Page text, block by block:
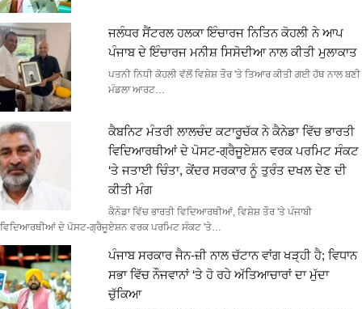
ਜਲੰਧਰ ਸੈਂਟਰਲ ਹਲਕਾ ਇੰਚਾਰਜ ਨਿਤਿਨ ਕੋਹਲੀ ਨੇ ਆਪ
ਪੰਜਾਬ ਦੇ ਇੰਚਾਰਜ ਮਨੀਸ਼ ਸਿਸੋਦੀਆ ਨਾਲ ਕੀਤੀ ਮੁਲਾਕਾਤ
ਪਤਨੀ ਨਿਧੀ ਕੋਹਲੀ ਵੱਲੋਂ ਵਿਸ਼ੇਸ਼ ਤੌਰ 'ਤੇ ਤਿਆਰ ਕੀਤੀ ਗਈ ਹੱਥ ਨਾਲ ਬਣੀ
ਮੰਡਲਾ ਆਰਟ…
ਕੈਬਨਿਟ ਮੰਤਰੀ ਲਾਲਚੰਦ ਕਟਾਰੂਚੱਕ ਨੇ ਕੈਨੇਡਾ ਵਿੱਚ ਭਾਰਤੀ
ਵਿਦਿਆਰਥੀਆਂ ਦੇ ਪੋਸਟ-ਗ੍ਰੈਜੂਏਸ਼ਨ ਵਰਕ ਪਰਮਿਟ ਸੰਕਟ
‘ਤੇ ਜਤਾਈ ਚਿੰਤਾ, ਕੇਂਦਰ ਸਰਕਾਰ ਨੂੰ ਤੁਰੰਤ ਦਖਲ ਦੇਣ ਦੀ
ਕੀਤੀ ਮੰਗ
ਕੈਨੇਡਾ ਵਿੱਚ ਭਾਰਤੀ ਵਿਦਿਆਰਥੀਆਂ, ਵਿਸ਼ੇਸ਼ ਤੌਰ 'ਤੇ ਪੰਜਾਬੀ
ਵਿਦਿਆਰਥੀਆਂ ਦੇ ਪੋਸਟ-ਗ੍ਰੈਜੂਏਸ਼ਨ ਵਰਕ ਪਰਮਿਟ ਸੰਕਟ 'ਤੇ…
ਪੰਜਾਬ ਸਰਕਾਰ ਜੈਨ-ਜ਼ੀ ਨਾਲ ਚੱਟਾਨ ਵਾਂਗ ਖੜ੍ਹੀ ਹੈ; ਵਿਧਾਨ
ਸਭਾ ਵਿੱਚ ਨੌਜਵਾਨਾਂ ‘ਤੇ ਹੋ ਰਹੇ ਅੱਤਿਆਚਾਰਾਂ ਦਾ ਮੁੱਦਾ
ਚੁੱਕਿਆ